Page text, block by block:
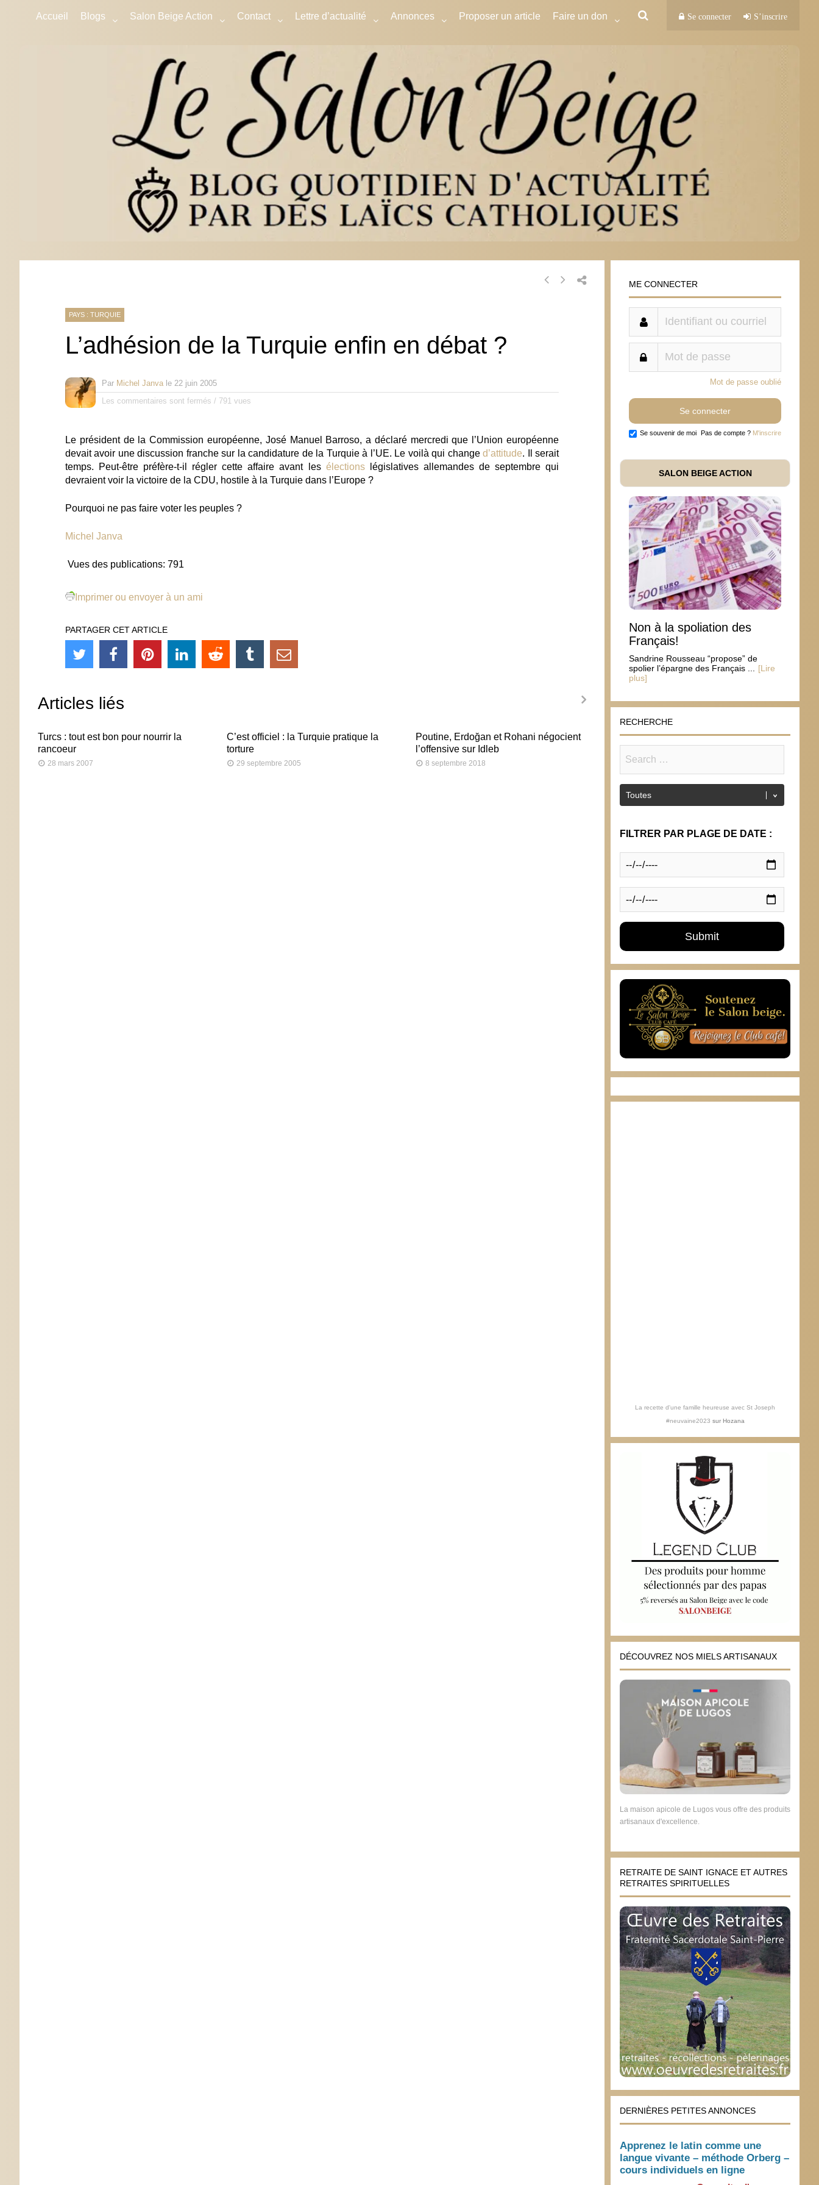
Accueil Blogs Salon Beige Action Contact Lettre d’actualité Annonces Proposer un article Faire un don Se connecter S’inscrire
PAYS : TURQUIE
L’adhésion de la Turquie enfin en débat ?
Par Michel Janva le 22 juin 2005
Les commentaires sont fermés / 791 vues
Le président de la Commission européenne, José Manuel Barroso, a déclaré mercredi que l’Union européenne
devait avoir une discussion franchesur la candidature de la Turquie à l’UE. Le voilà qui changed’attitude. Il serait
temps. Peut-être préfère-t-il régler cette affaire avant les électionslégislatives allemandes de septembre qui
devraient voir la victoire de la CDU, hostile à la Turquie dans l’Europe ?
Pourquoi ne pas faire voter les peuples ?
Michel Janva
Vues des publications: 791
Imprimer ou envoyer à un ami
PARTAGER CET ARTICLE
Articles liés
Turcs : tout est bon pour nourrir la
rancoeur
28 mars 2007
C’est officiel : la Turquie pratique la
torture
29 septembre 2005
Poutine, Erdoğan et Rohani négocient
l’offensive sur Idleb
8 septembre 2018
Rassemblement de soutien aux
Chrétiens d’Orient et contre le double
jeu turc
7 septembre 2015
ME CONNECTER
Mot de passe oublié
Se souvenir de moi Pas de compte ? M'inscrire
SALON BEIGE ACTION
Non à la spoliation des
Français!
Sandrine Rousseau “propose” de
spolier l’épargne des Français ...
[Lire
plus]
RECHERCHE
FILTRER PAR PLAGE DE DATE :
La recette d'une famille heureuse avec St Joseph
#neuvaine2023 sur Hozana
DÉCOUVREZ NOS MIELS ARTISANAUX
La maison apicole de Lugos vous offre des produits
artisanaux d'excellence.
RETRAITE DE SAINT IGNACE ET AUTRES
RETRAITES SPIRITUELLES
DERNIÈRES PETITES ANNONCES
Apprenez le latin comme une
langue vivante – méthode Orberg –
cours individuels en ligne